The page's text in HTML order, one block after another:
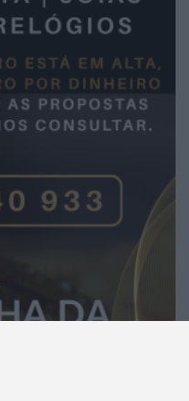
Todos os direitos